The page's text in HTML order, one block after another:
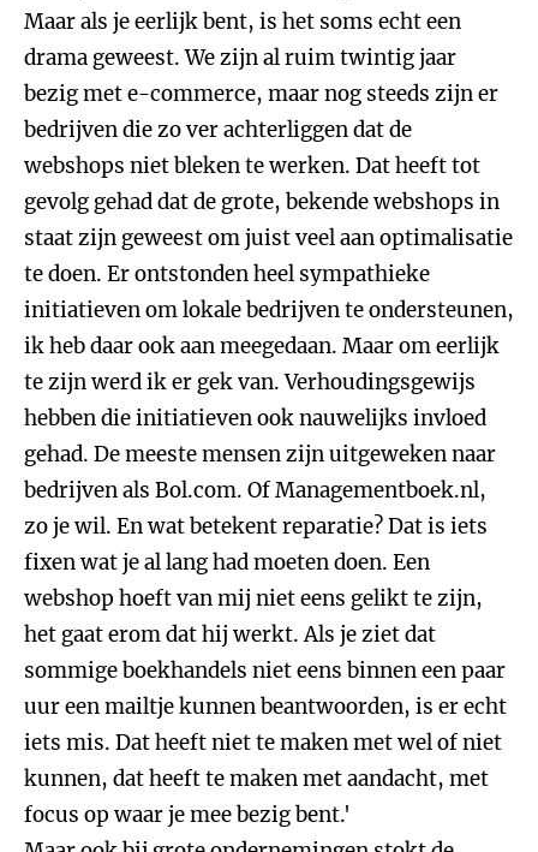
Maar als je eerlijk bent, is het soms echt een
drama geweest. We zijn al ruim twintig jaar
bezig met e-commerce, maar nog steeds zijn er
bedrijven die zo ver achterliggen dat de
webshops niet bleken te werken. Dat heeft tot
gevolg gehad dat de grote, bekende webshops in
staat zijn geweest om juist veel aan optimalisatie
te doen. Er ontstonden heel sympathieke
initiatieven om lokale bedrijven te ondersteunen,
ik heb daar ook aan meegedaan. Maar om eerlijk
te zijn werd ik er gek van. Verhoudingsgewijs
hebben die initiatieven ook nauwelijks invloed
gehad. De meeste mensen zijn uitgeweken naar
bedrijven als Bol.com. Of Managementboek.nl,
zo je wil. En wat betekent reparatie? Dat is iets
fixen wat je al lang had moeten doen. Een
webshop hoeft van mij niet eens gelikt te zijn,
het gaat erom dat hij werkt. Als je ziet dat
sommige boekhandels niet eens binnen een paar
uur een mailtje kunnen beantwoorden, is er echt
iets mis. Dat heeft niet te maken met wel of niet
kunnen, dat heeft te maken met aandacht, met
focus op waar je mee bezig bent.'